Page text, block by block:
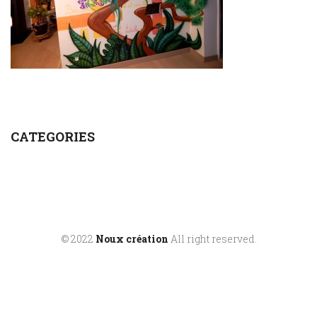
CATEGORIES
© 2022 Noux création All right reserved.